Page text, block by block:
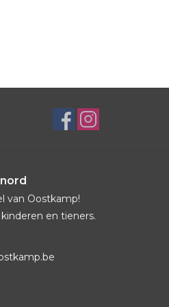
van Oostkamp!
en tieners.